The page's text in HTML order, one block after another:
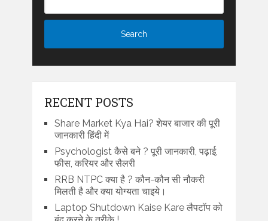
RECENT POSTS
Share Market Kya Hai? शेयर बाजार की पूरी
जानकारी हिंदी में
Psychologist कैसे बने ? पूरी जानकारी, पढ़ाई,
फीस, करियर और सैलरी
RRB NTPC क्या है ? कौन-कौन सी नौकरी
मिलती है और क्या योग्यता चाइये।
Laptop Shutdown Kaise Kare लैपटॉप को